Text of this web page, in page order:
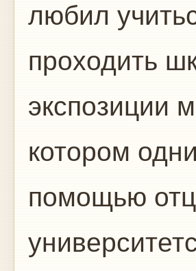
любил
проходить
экспозиции
котором
помощью